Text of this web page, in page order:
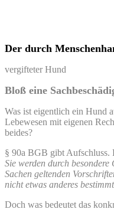
Der durch
vergifteter Hund
Bloß eine
Was ist eigentlich ein Hund
Lebewesen mit eigenen
beides?
§ 90a BGB gibt Aufschluss.
Sie werden durch besondere
Sachen geltenden
nicht etwas anderes
Doch was bedeutet das